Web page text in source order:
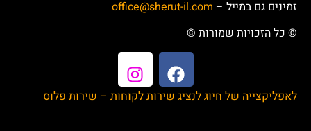
זמינים גם במייל – office@sherut-il.com
© כל הזכויות שמורות ©
לאפליקצייה של חיוג לנציג שירות לקוחות – שירות פלוס